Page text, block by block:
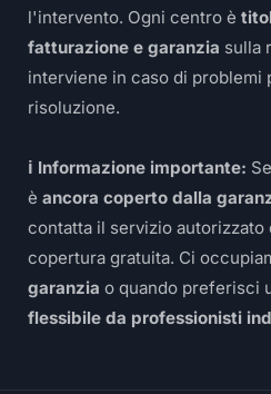
l'intervento. Ogni centro è
fatturazione e garanzia sulla
interviene in caso di problemi
risoluzione.
ℹ️ Informazione importante:
èancora coperto dalla
contatta il servizio autorizzato
copertura gratuita. Ci
garanzia o quando preferisci
flessibile da professionisti